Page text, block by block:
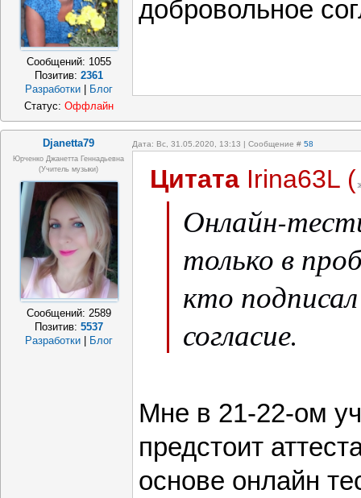
Сообщений: 1055
Позитив: 2361
Разработки | Блог
добровольное
Статус: Оффлайн
Djanetta79 Дата: Вс, 31.05.2020, 13:13 | Сообщение # 58
Юрченко Джанетта Геннадьевна
(Учитель музыки)
Сообщений: 2589
Позитив: 5537
Разработки | Блог
Цитата Irina63L (
Онлайн-
только в
кто
согласие.
Мне в 21-22-ом
предстоит
основе онлайн